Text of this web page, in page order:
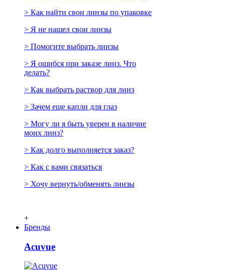
> Как найти свои линзы по упаковке
> Я не нашел свои линзы
> Помогите выбрать линзы
> Я ошибся при заказе линз. Что
делать?
> Как выбрать раствор для линз
> Зачем еще капли для глаз
> Могу ли я быть уверен в наличие
моих линз?
> Как долго выполняется заказ?
> Как с вами связаться
> Хочу вернуть/обменять линзы
+
Бренды
Acuvue